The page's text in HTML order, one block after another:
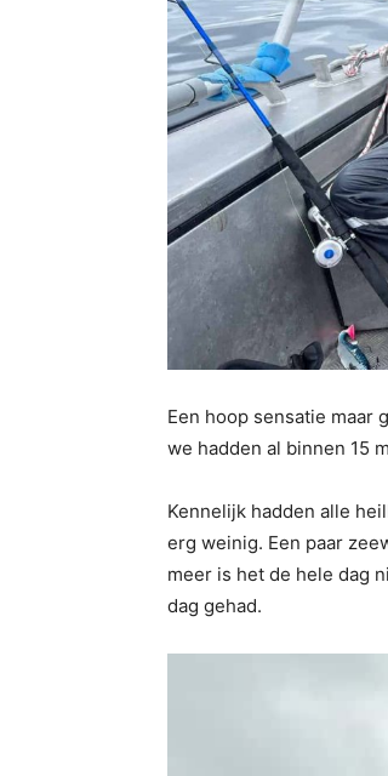
Een hoop sensatie maar
we hadden al binnen 15
Kennelijk hadden alle
erg weinig. Een paar
meer is het de hele dag
dag gehad.